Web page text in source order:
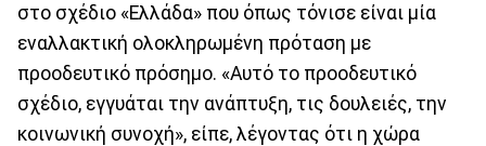
στο σχέδιο «Ελλάδα» που όπως τόνισε είναι μία
εναλλακτική ολοκληρωμένη πρόταση με
προοδευτικό πρόσημο. «Αυτό το προοδευτικό
σχέδιο, εγγυάται την ανάπτυξη, τις δουλειές, την
κοινωνική συνοχή», είπε, λέγοντας ότι η χώρα